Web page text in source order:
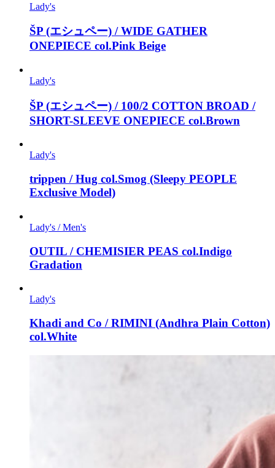
Lady's
ŠP (エシュペー) / WIDE GATHER
ONEPIECE col.Pink Beige
Lady's
ŠP (エシュペー) / 100/2 COTTON BROAD /
SHORT-SLEEVE ONEPIECE col.Brown
Lady's
trippen / Hug col.Smog (Sleepy PEOPLE
Exclusive Model)
Lady's / Men's
OUTIL / CHEMISIER PEAS col.Indigo
Gradation
Lady's
Khadi and Co / RIMINI (Andhra Plain Cotton)
col.White